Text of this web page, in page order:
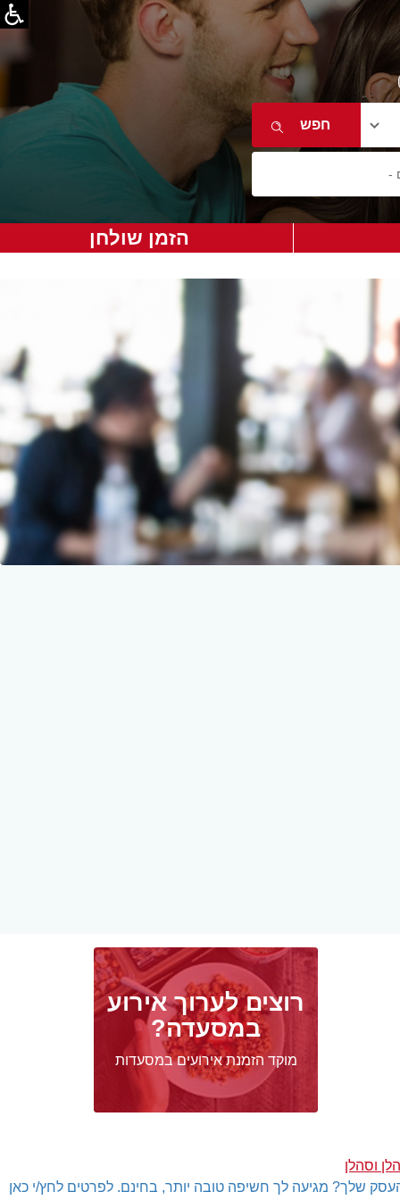
הזמן שולחן
וסהלן
רוצים לערוך אירוע
במסעדה?
מוקד הזמנת אירועים במסעדות
שלך? מגיעה לך חשיפה טובה יותר, בחינם. לפרטים לחץ/י כאן